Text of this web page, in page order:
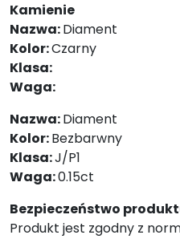
Kamienie
Nazwa:Diament
Kolor:Czarny
Klasa:
Waga:
Nazwa:Diament
Kolor:Bezbarwny
Klasa:J/P1
Waga:0.15ct
Bezpieczeństwo
Produkt jest zgodny z normą